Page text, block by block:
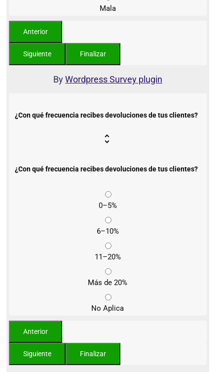
Mala
ByWordpress Survey plugin
¿Con qué frecuencia recibes devoluciones de tus clientes?
¿Con qué frecuencia recibes devoluciones de tus clientes?
0–5%
6–10%
11–20%
Más de 20%
No Aplica